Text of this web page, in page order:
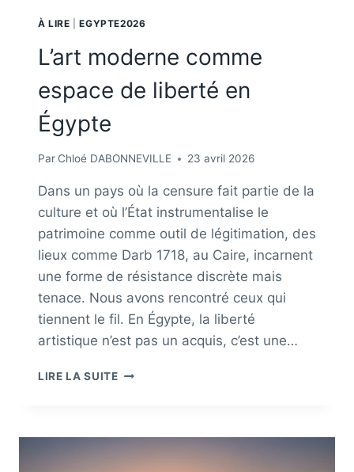
À LIRE |EGYPTE2026
L’art moderne comme
espace de liberté en
Égypte
ParChloé DABONNEVILLE 23 avril 2026
Dans un pays où la censure fait partie de la
culture et où l’État instrumentalise le
patrimoine comme outil de légitimation, des
lieux comme Darb 1718, au Caire, incarnent
une forme de résistance discrète mais
tenace. Nous avons rencontré ceux qui
tiennent le fil. En Égypte, la liberté
artistique n’est pas un acquis, c’est une…
LIRE LA SUITEL’ART
DE